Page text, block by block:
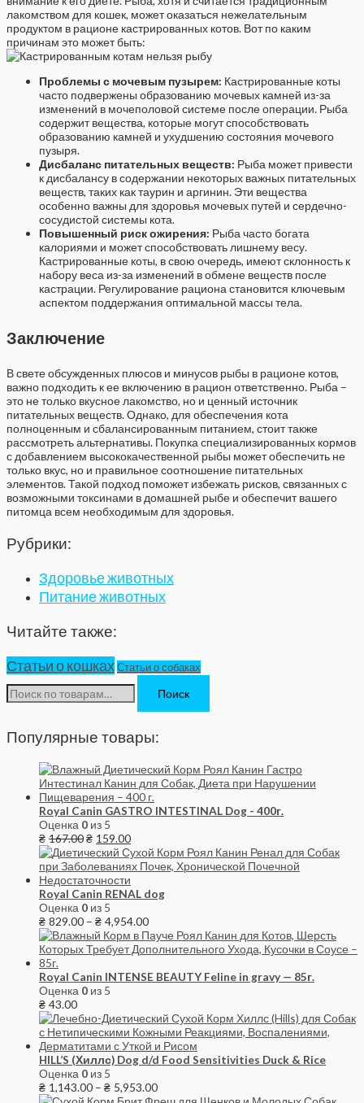
лакомством для кошек, может оказаться нежелательным
продуктом в рационе кастрированных котов. Вот по каким
причинам это может быть:
Проблемы с мочевым пузырем: Кастрированные коты
часто подвержены образованию мочевых камней из-за
изменений в мочеполовой системе после операции. Рыба
содержит вещества, которые могут способствовать
образованию камней и ухудшению состояния мочевого
пузыря.
Дисбаланс питательных веществ: Рыба может привести
к дисбалансу в содержании некоторых важных питательных
веществ, таких как таурин и аргинин. Эти вещества
особенно важны для здоровья мочевых путей и сердечно-
сосудистой системы кота.
Повышенный риск ожирения: Рыба часто богата
калориями и может способствовать лишнему весу.
Кастрированные коты, в свою очередь, имеют склонность к
набору веса из-за изменений в обмене веществ после
кастрации. Регулирование рациона становится ключевым
аспектом поддержания оптимальной массы тела.
Заключение
В свете обсужденных плюсов и минусов рыбы в рационе котов,
важно подходить к ее включению в рацион ответственно. Рыба –
это не только вкусное лакомство, но и ценный источник
питательных веществ. Однако, для обеспечения кота
полноценным и сбалансированным питанием, стоит также
рассмотреть альтернативы. Покупка специализированных кормов
с добавлением высококачественной рыбы может обеспечить не
только вкус, но и правильное соотношение питательных
элементов. Такой подход поможет избежать рисков, связанных с
возможными токсинами в домашней рыбе и обеспечит вашего
питомца всем необходимым для здоровья.
Рубрики:
Здоровье животных
Питание животных
Читайте также:
Статьи о кошкахСтатьи о собаках
Искать:
Поиск
Популярные товары:
Royal Canin GASTRO INTESTINAL Dog - 400г.
Оценка 0 из 5
₴ 167.00₴ 159.00
Royal Canin RENAL dog
Оценка 0 из 5
₴ 829.00 – ₴ 4,954.00
Royal Canin INTENSE BEAUTY Feline in gravy — 85г.
Оценка 0 из 5
₴ 43.00
HILL’S (Хиллс) Dog d/d Food Sensitivities Duck & Rice
Оценка 0 из 5
₴ 1,143.00 – ₴ 5,953.00